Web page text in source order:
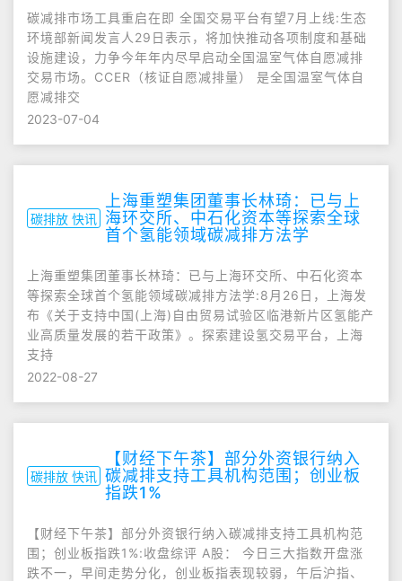
碳减排市场工具重启在即 全国交易平台有望7月上线:生态
环境部新闻发言人29日表示，将加快推动各项制度和基础
设施建设，力争今年年内尽早启动全国温室气体自愿减排
交易市场。CCER（核证自愿减排量） 是全国温室气体自
愿减排交
2023-07-04
碳排放 快讯
上海重塑集团董事长林琦：已与上
海环交所、中石化资本等探索全球
首个氢能领域碳减排方法学
上海重塑集团董事长林琦：已与上海环交所、中石化资本
等探索全球首个氢能领域碳减排方法学:8月26日，上海发
布《关于支持中国(上海)自由贸易试验区临港新片区氢能产
业高质量发展的若干政策》。探索建设氢交易平台，上海
支持
2022-08-27
碳排放 快讯
【财经下午茶】部分外资银行纳入
碳减排支持工具机构范围；创业板
指跌1%
【财经下午茶】部分外资银行纳入碳减排支持工具机构范
围；创业板指跌1%:收盘综评 A股： 今日三大指数开盘涨
跌不一，早间走势分化，创业板指表现较弱，午后沪指、